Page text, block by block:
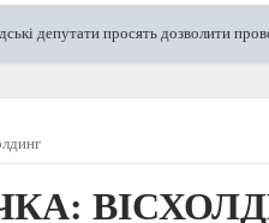
депутати просять дозволити